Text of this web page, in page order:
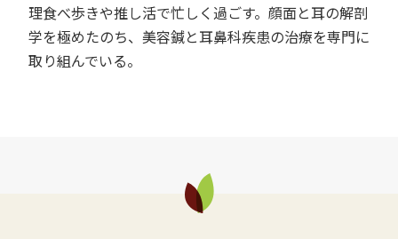
理食べ歩きや推し活で忙しく過ごす。顔面と耳の解剖
学を極めたのち、美容鍼と耳鼻科疾患の治療を専門に
取り組んでいる。